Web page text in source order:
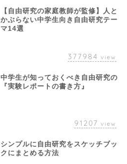
【自由研究の家庭教師が監修】人と
かぶらない中学生向き自由研究テー
マ14選
377984 view
中学生が知っておくべき自由研究の
『実験レポートの書き方』
91207 view
シンプルに自由研究をスケッチブッ
クにまとめる方法